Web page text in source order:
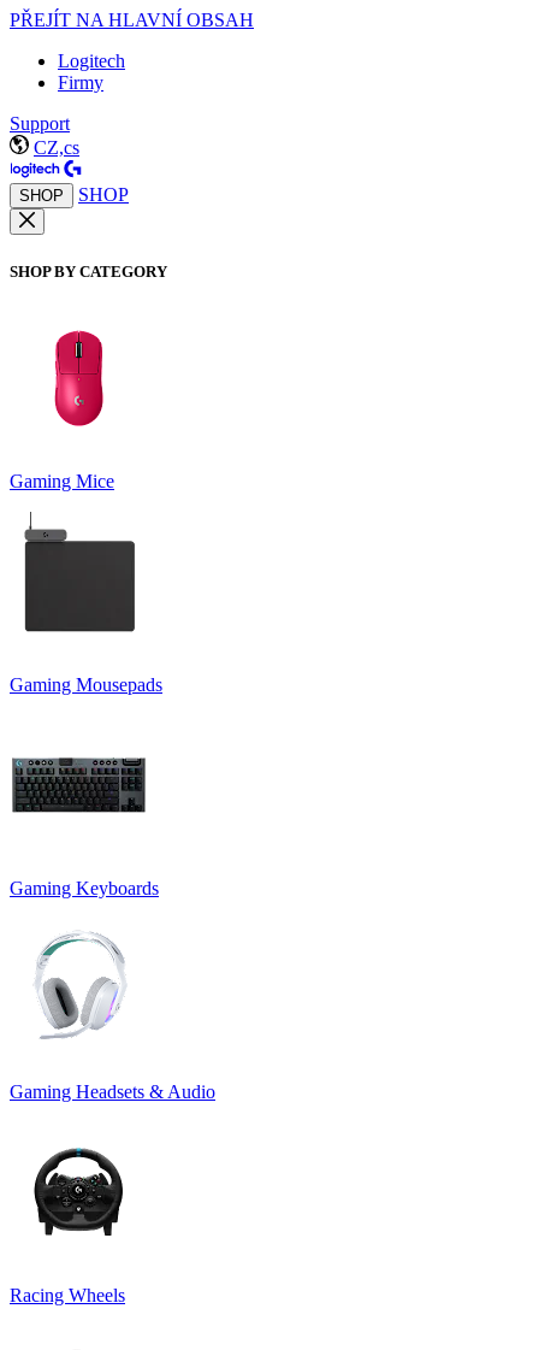
PŘEJÍT NA HLAVNÍ OBSAH
Logitech
Firmy
Support
CZ,cs
SHOP SHOP
SHOP BY CATEGORY
Gaming Mice
Gaming Mousepads
Gaming Keyboards
Gaming Headsets & Audio
Racing Wheels